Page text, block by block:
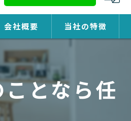
会社概要 当社の特徴
除カビ
となら任